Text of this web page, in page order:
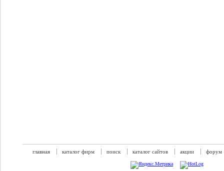
главная каталог фирм поиск каталог сайтов акции форум